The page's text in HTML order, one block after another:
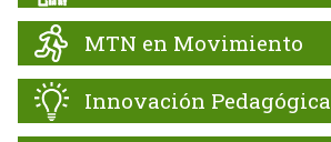
MTN en Movimiento
Innovación Pedagógica